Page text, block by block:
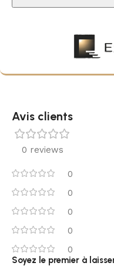
de l’installation.
Son design gris
discrètement à de
extérieurs. C’est
pensée pour les
Avis clients
0 reviews
0
0
0
0
0
Soyez le premier à